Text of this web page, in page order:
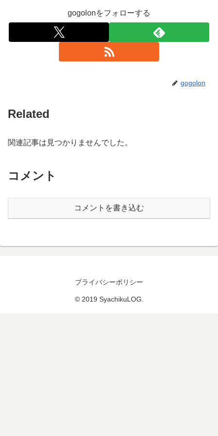
gogolonをフォローする
gogolon
Related
関連記事は見つかりませんでした。
コメント
コメントを書き込む
プライバシーポリシー
© 2019 SyachikuLOG.